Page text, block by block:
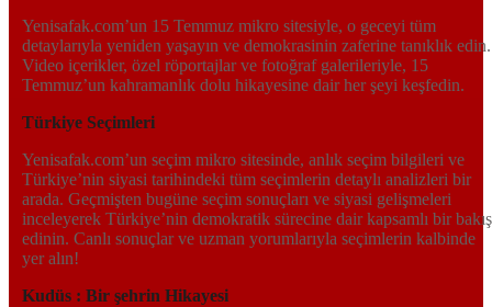
Yenisafak.com’un 15 Temmuz mikro sitesiyle, o geceyi tüm
detaylarıyla yeniden yaşayın ve demokrasinin zaferine tanıklık edin.
Video içerikler, özel röportajlar ve fotoğraf galerileriyle, 15
Temmuz’un kahramanlık dolu hikayesine dair her şeyi keşfedin.
Türkiye Seçimleri
Yenisafak.com’un seçim mikro sitesinde, anlık seçim bilgileri ve
Türkiye’nin siyasi tarihindeki tüm seçimlerin detaylı analizleri bir
arada. Geçmişten bugüne seçim sonuçları ve siyasi gelişmeleri
inceleyerek Türkiye’nin demokratik sürecine dair kapsamlı bir bakış
edinin. Canlı sonuçlar ve uzman yorumlarıyla seçimlerin kalbinde
yer alın!
Kudüs : Bir şehrin Hikayesi